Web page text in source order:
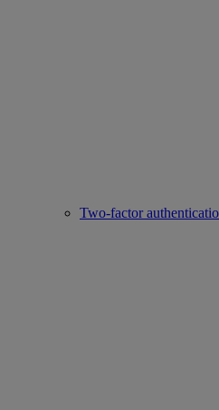
Two-factor